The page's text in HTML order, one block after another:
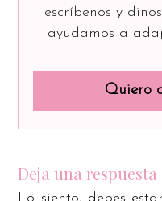
escríbenos y
ayudamos a
Quiero
Deja una respuesta